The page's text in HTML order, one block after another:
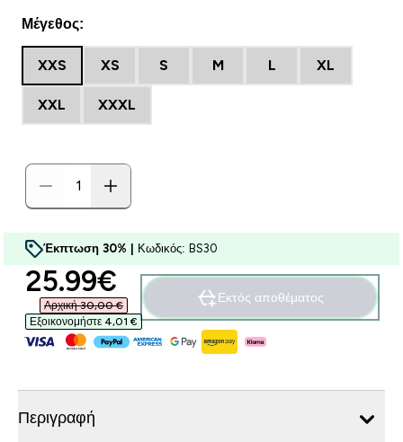
Μέγεθος:
XXS XS S M L XL
XXL XXXL
Έκπτωση 30% | Κωδικός: BS30
discounted price
25.99€‎
Αρχική 30,00 €‎
Εξοικονομήστε 4,01 €‎
Εκτός αποθέματος
Περιγραφή